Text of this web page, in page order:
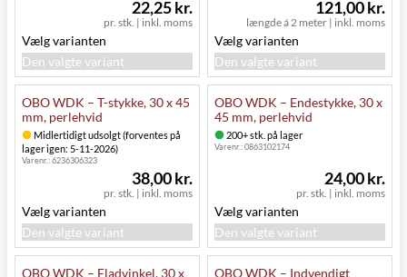
pr. stk. | inkl. moms
22,25 kr.
Vælg varianten
Den valgte variant
længde á 2 meter | inkl. moms
121,00 kr.
Vælg varianten
Den valgte variant
OBO WDK – T-stykke, 30 x 45
mm, perlehvid
Midlertidigt udsolgt (forventes på
lager igen: 5-11-2026)
Varenr.:6236306323
pr. stk. | inkl. moms
38,00 kr.
Vælg varianten
Den valgte variant
OBO WDK – Endestykke, 30 x
45 mm, perlehvid
200+ stk. på lager
Varenr.:0863102174
pr. stk. | inkl. moms
24,00 kr.
Vælg varianten
Den valgte variant
OBO WDK – Fladvinkel, 30 x
OBO WDK – Indvendigt